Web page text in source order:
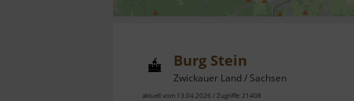
Burg Stein
Zwickauer Land / Sachsen
aktuell vom 13.04.2026 / Zugriffe: 21408